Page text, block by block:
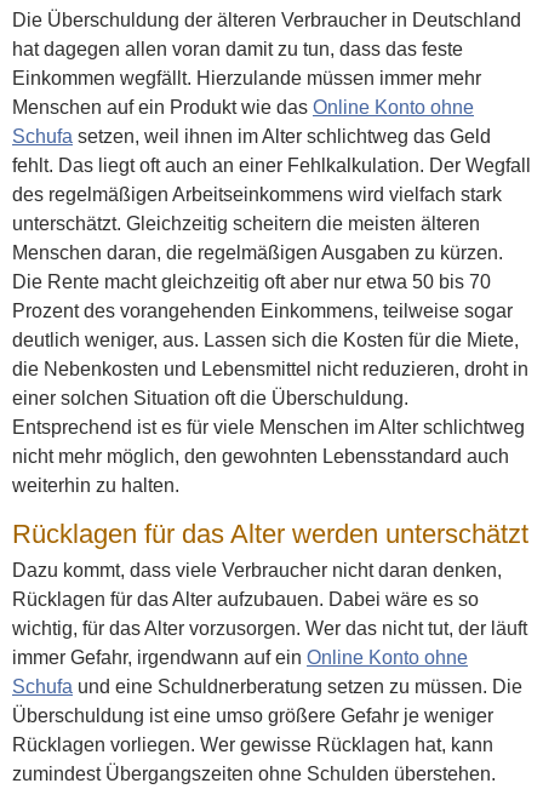
Die Überschuldung der älteren Verbraucher in Deutschland
hat dagegen allen voran damit zu tun, dass das feste
Einkommen wegfällt. Hierzulande müssen immer mehr
Menschen auf ein Produkt wie das Online Konto ohne
Schufa setzen, weil ihnen im Alter schlichtweg das Geld
fehlt. Das liegt oft auch an einer Fehlkalkulation. Der Wegfall
des regelmäßigen Arbeitseinkommens wird vielfach stark
unterschätzt. Gleichzeitig scheitern die meisten älteren
Menschen daran, die regelmäßigen Ausgaben zu kürzen.
Die Rente macht gleichzeitig oft aber nur etwa 50 bis 70
Prozent des vorangehenden Einkommens, teilweise sogar
deutlich weniger, aus. Lassen sich die Kosten für die Miete,
die Nebenkosten und Lebensmittel nicht reduzieren, droht in
einer solchen Situation oft die Überschuldung.
Entsprechend ist es für viele Menschen im Alter schlichtweg
nicht mehr möglich, den gewohnten Lebensstandard auch
weiterhin zu halten.
Rücklagen für das Alter werden unterschätzt
Dazu kommt, dass viele Verbraucher nicht daran denken,
Rücklagen für das Alter aufzubauen. Dabei wäre es so
wichtig, für das Alter vorzusorgen. Wer das nicht tut, der läuft
immer Gefahr, irgendwann auf ein Online Konto ohne
Schufa und eine Schuldnerberatung setzen zu müssen. Die
Überschuldung ist eine umso größere Gefahr je weniger
Rücklagen vorliegen. Wer gewisse Rücklagen hat, kann
zumindest Übergangszeiten ohne Schulden überstehen.